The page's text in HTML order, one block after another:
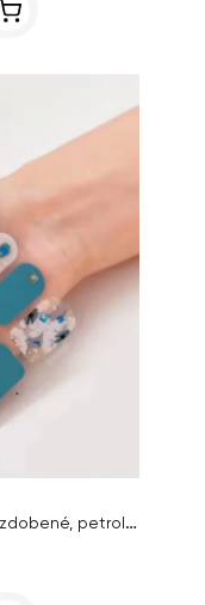
Gélové polovytvrdené nálepky - zdobené, petrolejové